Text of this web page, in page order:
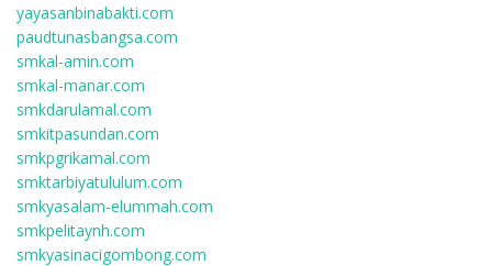
yayasanbinabakti.com
paudtunasbangsa.com
smkal-amin.com
smkal-manar.com
smkdarulamal.com
smkitpasundan.com
smkpgrikamal.com
smktarbiyatululum.com
smkyasalam-elummah.com
smkpelitaynh.com
smkyasinacigombong.com